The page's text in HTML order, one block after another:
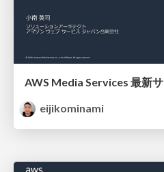
eijikominami